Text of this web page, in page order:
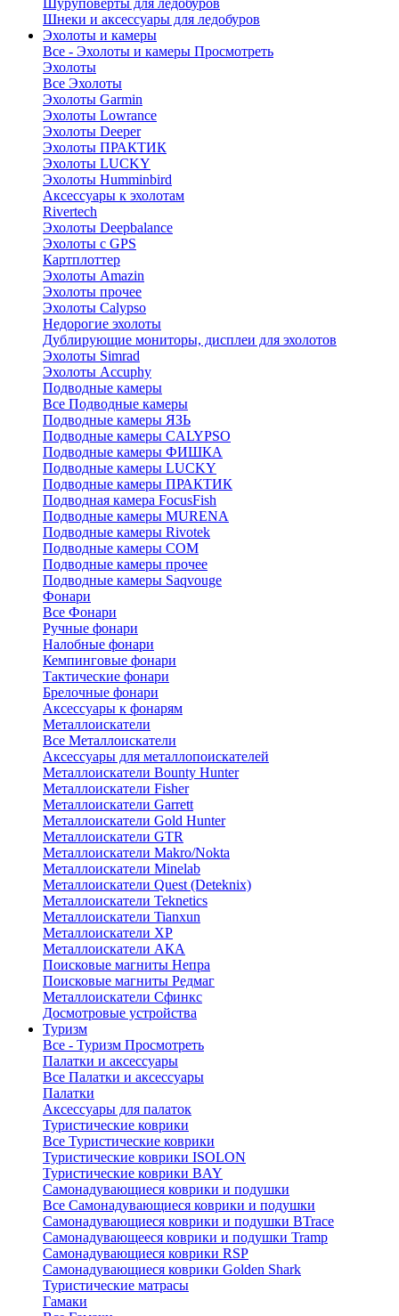
Шуруповерты для ледобуров
Шнеки и аксессуары для ледобуров
Эхолоты и камеры
Все - Эхолоты и камеры Просмотреть
Эхолоты
Все Эхолоты
Эхолоты Garmin
Эхолоты Lowrance
Эхолоты Deeper
Эхолоты ПРАКТИК
Эхолоты LUCKY
Эхолоты Humminbird
Аксессуары к эхолотам
Rivertech
Эхолоты Deepbalance
Эхолоты с GPS
Картплоттер
Эхолоты Amazin
Эхолоты прочее
Эхолоты Calypso
Недорогие эхолоты
Дублирующие мониторы, дисплеи для эхолотов
Эхолоты Simrad
Эхолоты Accuphy
Подводные камеры
Все Подводные камеры
Подводные камеры ЯЗЬ
Подводные камеры CALYPSO
Подводные камеры ФИШКА
Подводные камеры LUCKY
Подводные камеры ПРАКТИК
Подводная камера FocusFish
Подводные камеры MURENA
Подводные камеры Rivotek
Подводные камеры СОМ
Подводные камеры прочее
Подводные камеры Saqvouge
Фонари
Все Фонари
Ручные фонари
Налобные фонари
Кемпинговые фонари
Тактические фонари
Брелочные фонари
Аксессуары к фонарям
Металлоискатели
Все Металлоискатели
Аксессуары для металлопоискателей
Металлоискатели Bounty Hunter
Металлоискатели Fisher
Металлоискатели Garrett
Металлоискатели Gold Hunter
Металлоискатели GTR
Металлоискатели Makro/Nokta
Металлоискатели Minelab
Металлоискатели Quest (Deteknix)
Металлоискатели Teknetics
Металлоискатели Tianxun
Металлоискатели XP
Металлоискатели АКА
Поисковые магниты Непра
Поисковые магниты Редмаг
Металлоискатели Сфинкс
Досмотровые устройства
Туризм
Все - Туризм Просмотреть
Палатки и аксессуары
Все Палатки и аксессуары
Палатки
Аксессуары для палаток
Туристические коврики
Все Туристические коврики
Туристические коврики ISOLON
Туристические коврики BAY
Самонадувающиеся коврики и подушки
Все Самонадувающиеся коврики и подушки
Самонадувающиеся коврики и подушки BTrace
Самонадувающееся коврики и подушки Tramp
Самонадувающиеся коврики RSP
Самонадувающиеся коврики Golden Shark
Туристические матрасы
Гамаки